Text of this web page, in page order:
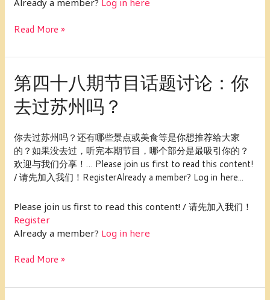
Already a member? Log in here
不
貌
海
水
不
可
斗
关
的
故
事。
Read More »
第四十八期节目话题讨论：你
去过苏州吗？
你去过苏州吗？还有哪些景点或美食等是你想推荐给大家
的？如果没去过，听完本期节目，哪个部分是最吸引你的？
欢迎与我们分享！… Please join us first to read this content!
/ 请先加入我们！RegisterAlready a member? Log in here...
Please join us first to read this content! / 请先加入我们！
Register
Already a member? Log in here
第
四
十
八
节
目
话
题
论：
你
去
苏
吗？
Read More »